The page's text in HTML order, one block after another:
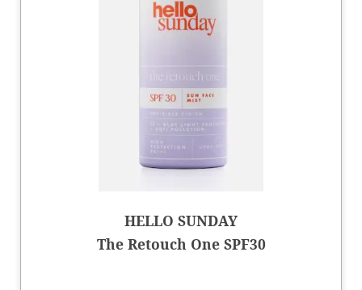
HELLO SUNDAY
The Retouch One SPF30